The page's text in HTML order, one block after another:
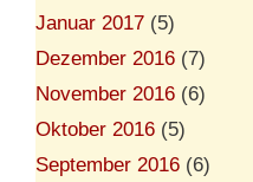
Januar 2017 (5)
Dezember 2016 (7)
November 2016 (6)
Oktober 2016 (5)
September 2016 (6)